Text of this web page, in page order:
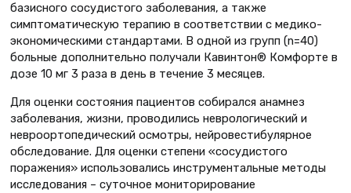
базисного сосудистого заболевания, а также
симптоматическую терапию в соответствии с медико-
экономическими стандартами. В одной из групп (n=40)
больные дополнительно получали Кавинтон® Комфорте в
дозе 10 мг 3 раза в день в течение 3 месяцев.
Для оценки состояния пациентов собирался анамнез
заболевания, жизни, проводились неврологический и
невроортопедический осмотры, нейровестибулярное
обследование. Для оценки степени «сосудистого
поражения» использовались инструментальные методы
исследования – суточное мониторирование